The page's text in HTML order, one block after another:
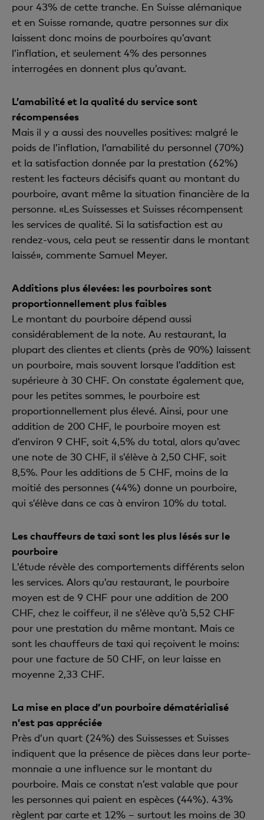
pour 43% de cette tranche. En Suisse alémanique
et en Suisse romande, quatre personnes sur dix
laissent donc moins de pourboires qu’avant
l’inflation, et seulement 4% des personnes
interrogées en donnent plus qu’avant.
L’amabilité et la qualité du service sont
récompensées
Mais il y a aussi des nouvelles positives: malgré le
poids de l’inflation, l’amabilité du personnel (70%)
et la satisfaction donnée par la prestation (62%)
restent les facteurs décisifs quant au montant du
pourboire, avant même la situation financière de la
personne. «Les Suissesses et Suisses récompensent
les services de qualité. Si la satisfaction est au
rendez-vous, cela peut se ressentir dans le montant
laissé», commente Samuel Meyer.
Additions plus élevées: les pourboires sont
proportionnellement plus faibles
Le montant du pourboire dépend aussi
considérablement de la note. Au restaurant, la
plupart des clientes et clients (près de 90%) laissent
un pourboire, mais souvent lorsque l’addition est
supérieure à 30 CHF. On constate également que,
pour les petites sommes, le pourboire est
proportionnellement plus élevé. Ainsi, pour une
addition de 200 CHF, le pourboire moyen est
d’environ 9 CHF, soit 4,5% du total, alors qu’avec
une note de 30 CHF, il s’élève à 2,50 CHF, soit
8,5%. Pour les additions de 5 CHF, moins de la
moitié des personnes (44%) donne un pourboire,
qui s’élève dans ce cas à environ 10% du total.
Les chauffeurs de taxi sont les plus lésés sur le
pourboire
L’étude révèle des comportements différents selon
les services. Alors qu’au restaurant, le pourboire
moyen est de 9 CHF pour une addition de 200
CHF, chez le coiffeur, il ne s’élève qu’à 5,52 CHF
pour une prestation du même montant. Mais ce
sont les chauffeurs de taxi qui reçoivent le moins:
pour une facture de 50 CHF, on leur laisse en
moyenne 2,33 CHF.
La mise en place d’un pourboire dématérialisé
n’est pas appréciée
Près d’un quart (24%) des Suissesses et Suisses
indiquent que la présence de pièces dans leur porte-
monnaie a une influence sur le montant du
pourboire. Mais ce constat n’est valable que pour
les personnes qui paient en espèces (44%). 43%
règlent par carte et 12% – surtout les moins de 30